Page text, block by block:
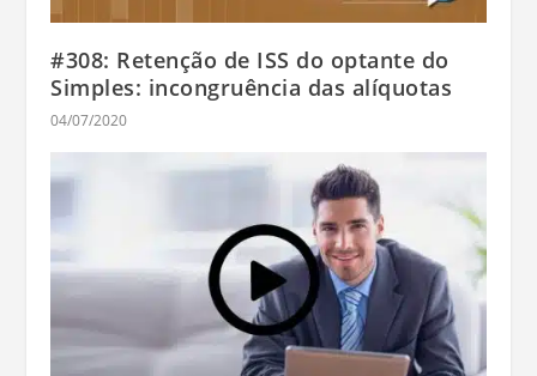
#308: Retenção de ISS do optante do
Simples: incongruência das alíquotas
04/07/2020